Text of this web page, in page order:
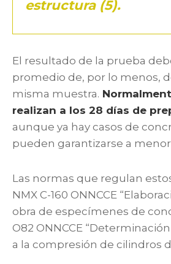
estructura (5).
El resultado de la prueba
promedio de, por lo menos,
misma muestra.
realizan a los 28 días de
aunque ya hay casos de
pueden garantizarse a menor
Las normas que regulan
NMX C-160 ONNCCE
obra de especímenes de
O82 ONNCCE
a la compresión de cilindros